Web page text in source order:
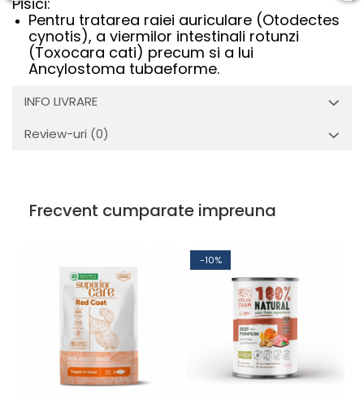
Pentru tratarea raiei auriculare (Otodectes
cynotis), a viermilor intestinali rotunzi
(Toxocara cati) precum si a lui
Ancylostoma tubaeforme.
INFO LIVRARE
Review-uri (0)
Frecvent cumparate impreuna
-10%